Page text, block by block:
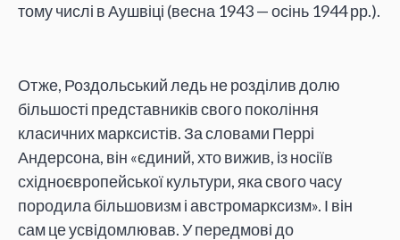
тому числі в Аушвіці (весна 1943 — осінь 1944 рр.).
Отже, Роздольський ледь не розділив долю
більшості представників свого покоління
класичних марксистів. За словами Перрі
Андерсона, він «єдиний, хто вижив, із носіїв
східноєвропейської культури, яка свого часу
породила більшовизм і австромарксизм». І він
сам це усвідомлював. У передмові до